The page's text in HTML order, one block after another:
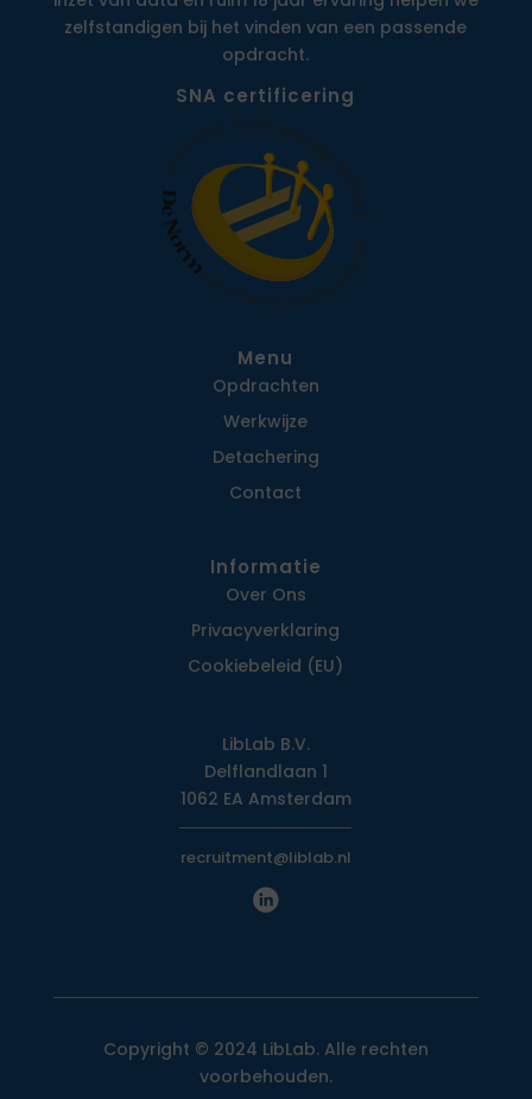
zelfstandigen bij het vinden van een passende
opdracht.
SNA certificering
Menu
Opdrachten
Werkwijze
Detachering
Contact
Informatie
Over Ons
Privacy­verklaring
Cookiebeleid (EU)
LibLab B.V.
Delflandlaan 1
1062 EA Amsterdam
recruitment@liblab.nl
Copyright © 2024 LibLab. Alle rechten
voorbehouden.